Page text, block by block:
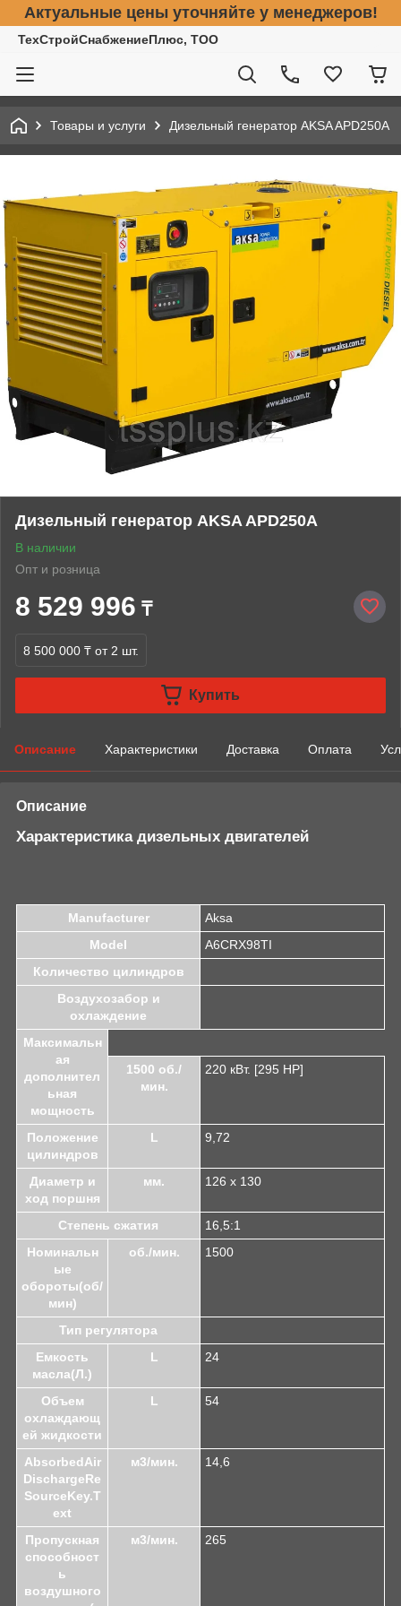
Актуальные цены уточняйте у менеджеров!
ТехСтройСнабжениеПлюс, ТОО
Товары и услуги Дизельный генератор AKSA APD250A
Дизельный генератор AKSA APD250A
В наличии
Опт и розница
8 529 996 ₸
8 500 000 ₸ от 2 шт.
Купить
Описание Характеристики Доставка Оплата
Описание
Характеристика дизельных двигателей
Manufacturer
Aksa
Model
A6CRX98TI
Количество цилиндров
Воздухозабор и
охлаждение
Максимальн
ая
дополнител
ьная
мощность
1500 об./
мин.
220 кВт. [295 HP]
Положение
цилиндров
L 9,72
Диаметр и
ход поршня
мм. 126 x 130
Степень сжатия
16,5:1
Номинальн
ые
обороты(об/
мин)
об./мин. 1500
Тип регулятора
Емкость
масла(Л.)
L 24
Объем
охлаждающ
ей жидкости
L 54
AbsorbedAir
DischargeRe
SourceKey.T
ext
м3/мин. 14,6
Пропускная
способност
ь
воздушного
м3/мин. 265